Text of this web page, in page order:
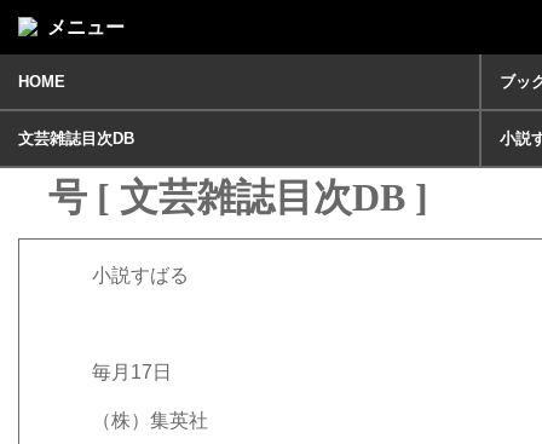
メニュー
HOME ブッ
文芸雑誌目次DB 小説
小説すばる2020年 4月
号 [ 文芸雑誌目次DB ]
小説すばる
毎月17日
（株）集英社